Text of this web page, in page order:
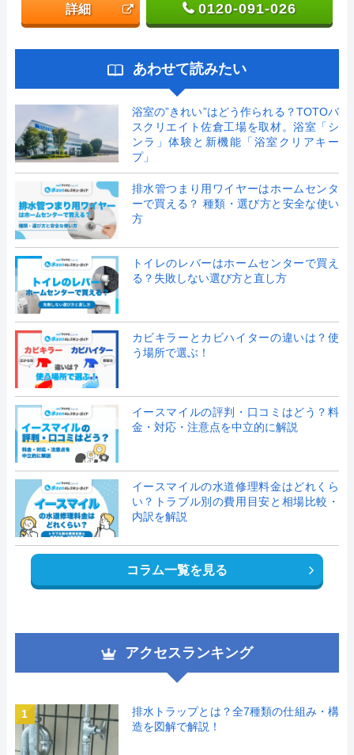
詳細 0120-091-026
あわせて読みたい
浴室の”きれい”はどう作られる？TOTOバ
スクリエイト佐倉工場を取材。浴室「シ
ンラ」体験と新機能「浴室クリアキー
プ」
排水管つまり用ワイヤーはホームセンタ
ーで買える？ 種類・選び方と安全な使い
方
トイレのレバーはホームセンターで買え
る？失敗しない選び方と直し方
カビキラーとカビハイターの違いは？使
う場所で選ぶ！
イースマイルの評判・口コミはどう？料
金・対応・注意点を中立的に解説
イースマイルの水道修理料金はどれくら
い？トラブル別の費用目安と相場比較・
内訳を解説
コラム一覧を見る
アクセスランキング
1
排水トラップとは？全7種類の仕組み・構
造を図解で解説！